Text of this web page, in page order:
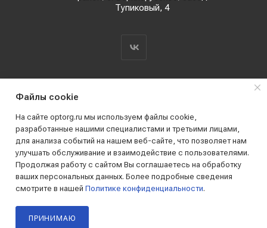
Тупиковый, 4
2019 - 2026 © АО КПК "Ставропольстройопторг"
Все права защищены
Файлы cookie
На сайте optorg.ru мы используем файлы cookie,
разработанные нашими специалистами и третьими лицами,
для анализа событий на нашем веб-сайте, что позволяет нам
улучшать обслуживание и взаимодействие с пользователями.
Продолжая работу с сайтом Вы соглашаетесь на обработку
ваших персональных данных. Более подробные сведения
смотрите в нашей Политике конфиденциальности.
ПРИНИМАЮ